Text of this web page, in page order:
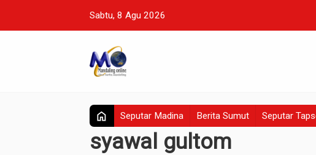
Sabtu, 8 Agu 2026
home Seputar Madina Berita Sumut Seputar
syawal gultom